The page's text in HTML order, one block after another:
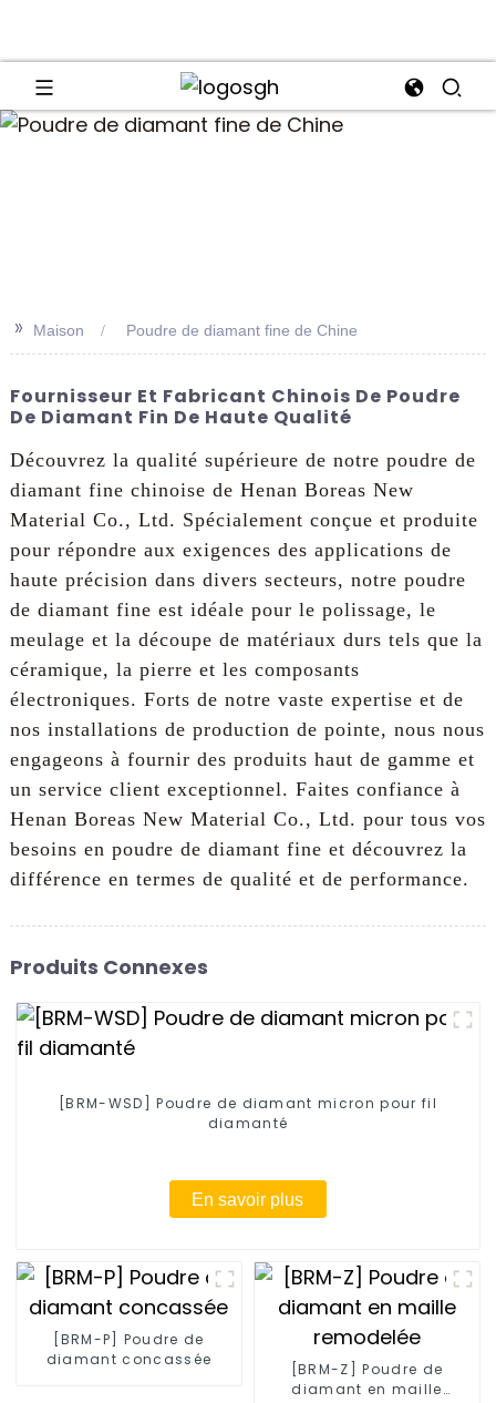
>> Maison Poudre de diamant fine de Chine
Fournisseur Et Fabricant Chinois De Poudre
De Diamant Fin De Haute Qualité
Découvrez la qualité supérieure de notre poudre de
diamant fine chinoise de Henan Boreas New
Material Co., Ltd. Spécialement conçue et produite
pour répondre aux exigences des applications de
haute précision dans divers secteurs, notre poudre
de diamant fine est idéale pour le polissage, le
meulage et la découpe de matériaux durs tels que la
céramique, la pierre et les composants
électroniques. Forts de notre vaste expertise et de
nos installations de production de pointe, nous nous
engageons à fournir des produits haut de gamme et
un service client exceptionnel. Faites confiance à
Henan Boreas New Material Co., Ltd. pour tous vos
besoins en poudre de diamant fine et découvrez la
différence en termes de qualité et de performance.
Produits Connexes
[BRM-WSD] Poudre de diamant micron pour fil
diamanté
En savoir plus
[BRM-P] Poudre de
diamant concassée
[BRM-Z] Poudre de
diamant en maille